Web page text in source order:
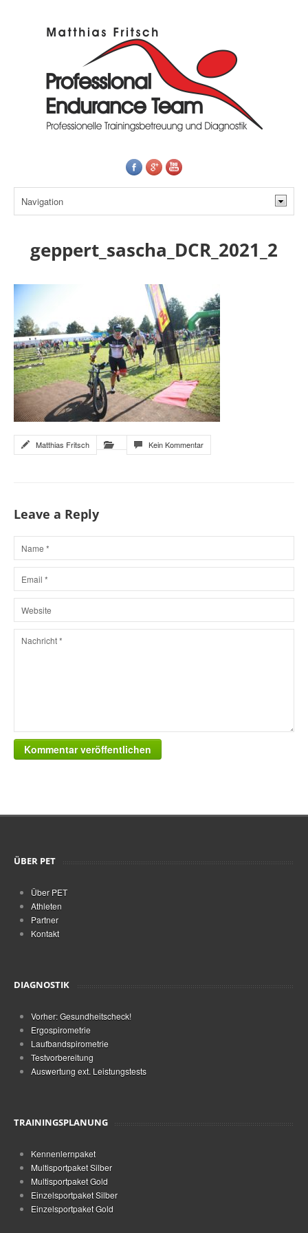
geppert_sascha_DCR_2021_2
Matthias Fritsch Kein Kommentar
Leave a Reply
Kommentar veröffentlichen
ÜBER PET
Über PET
Athleten
Partner
Kontakt
DIAGNOSTIK
Vorher: Gesundheitscheck!
Ergospirometrie
Laufbandspirometrie
Testvorbereitung
Auswertung ext. Leistungstests
TRAININGSPLANUNG
Kennenlernpaket
Multisportpaket Silber
Multisportpaket Gold
Einzelsportpaket Silber
Einzelsportpaket Gold